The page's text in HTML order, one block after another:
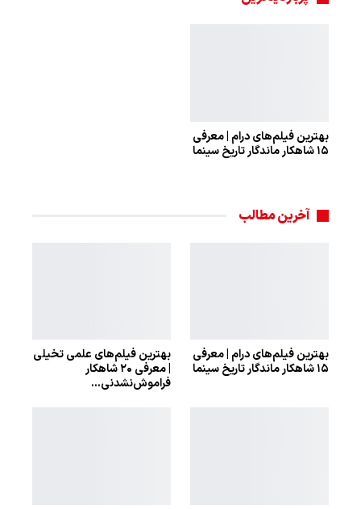
بهترین فیلم‌های درام | معرفی
۱۵ شاهکار ماندگار تاریخ سینما
آخرین مطالب
بهترین فیلم‌های درام | معرفی
۱۵ شاهکار ماندگار تاریخ سینما
بهترین فیلم‌های علمی تخیلی
| معرفی ۲۰ شاهکار
فراموش‌نشدنی…